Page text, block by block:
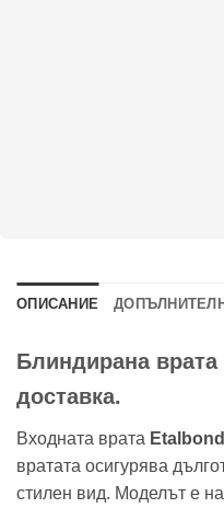
ОПИСАНИЕ
Блиндирана
доставка.
Входната врата
вратата осигурява
стилен вид. Моделът е